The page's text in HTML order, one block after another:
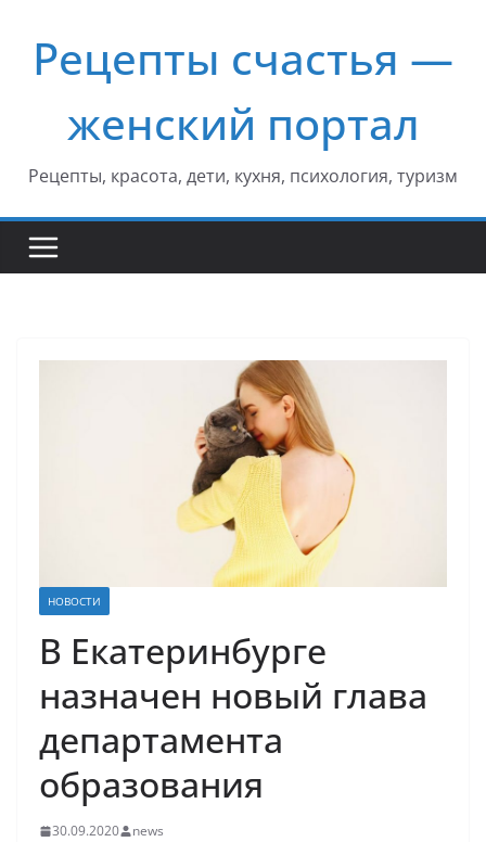
содержимому
Рецепты счастья —
женский портал
Рецепты, красота, дети, кухня, психология, туризм
НОВОСТИ
В Екатеринбурге
назначен новый глава
департамента
образования
30.09.2020 news